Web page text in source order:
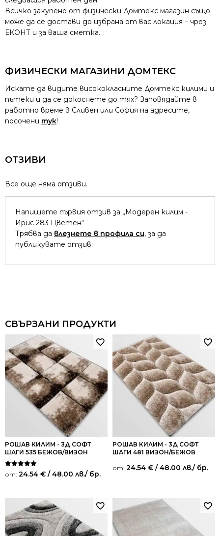
Всичко закупено от физически Домтекс магазин също
може да се достави до избрана от вас локация – чрез
ЕКОНТ и за ваша сметка.
ФИЗИЧЕСКИ МАГАЗИНИ ДОМТЕКС
Искате да видите висококласните Домтекс килими и
пътеки и да се докоснете до тях? Заповядайте в
работно време в Сливен или София на адресите,
посочени тук!
ОТЗИВИ
Все още няма отзиви.
Напишете първия отзив за „Модерен килим -
Ирис 283 Цветен“
Трябва да влезнете в профила си, за да
публикувате отзив.
СВЪРЗАНИ ПРОДУКТИ
РОШАВ КИЛИМ - 3Д СОФТ
ШАГИ 535 БЕЖОВ/ВИЗОН
Оценено на
5.00
от: 24.54 € / 48.00 лв./ бр.
РОШАВ КИЛИМ - 3Д СОФТ
ШАГИ 481 ВИЗОН/БЕЖОВ
от: 24.54 € / 48.00 лв./ бр.